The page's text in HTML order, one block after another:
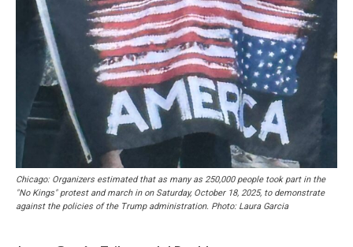
Chicago: Organizers estimated that as many as 250,000 people took part in the
"No Kings" protest and march in on Saturday, October 18, 2025, to demonstrate
against the policies of the Trump administration. Photo: Laura Garcia